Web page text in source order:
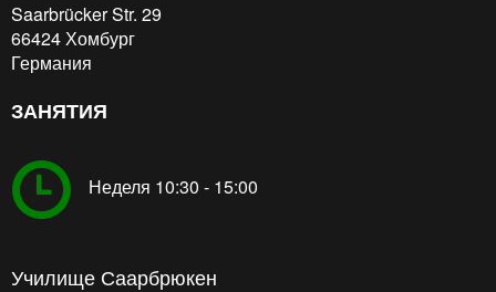
Saarbrücker Str. 29
66424Хомбург
Германия
ЗАНЯТИЯ
Неделя 10:30 - 15:00
Училище Саарбрюкен